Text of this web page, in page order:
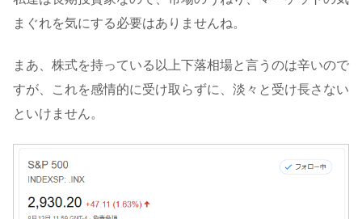
まぐれを気にする必要はありませんね。
まあ、株式を持っている以上下落相場と言うのは辛いので
すが、これを感情的に受け取らずに、淡々と受け長さない
といけません。